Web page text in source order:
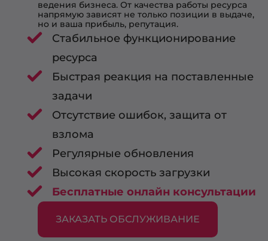
ведения бизнеса. От качества работы ресурса
напрямую зависят не только позиции в выдаче,
но и ваша прибыль, репутация.
Стабильное функционирование
ресурса
Быстрая реакция на поставленные
задачи
Отсутствие ошибок, защита от
взлома
Регулярные обновления
Высокая скорость загрузки
Бесплатные онлайн консультации
ЗАКАЗАТЬ ОБСЛУЖИВАНИЕ